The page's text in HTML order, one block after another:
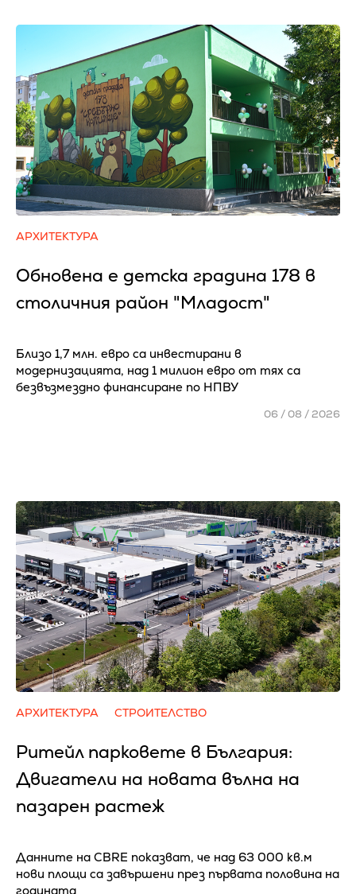
АРХИТЕКТУРА
Обновена е детска градина 178 в
столичния район "Младост"
Близо 1,7 млн. евро са инвестирани в
модернизацията, над 1 милион евро от тях са
безвъзмездно финансиране по НПВУ
06 / 08 / 2026
АРХИТЕКТУРА СТРОИТЕЛСТВО
Ритейл парковете в България:
Двигатели на новата вълна на
пазарен растеж
Данните на CBRE показват, че над 63 000 кв.м
нови площи са завършени през първата половина на
годината